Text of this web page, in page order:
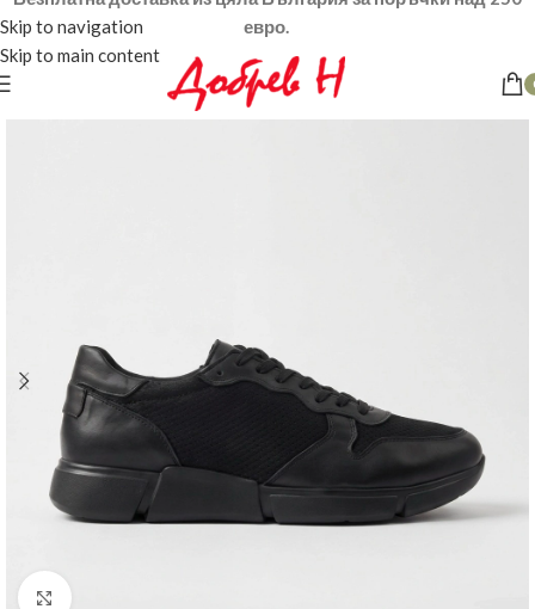
Skip to navigation
Skip to main content
евро.
Кликнете, за да увеличите